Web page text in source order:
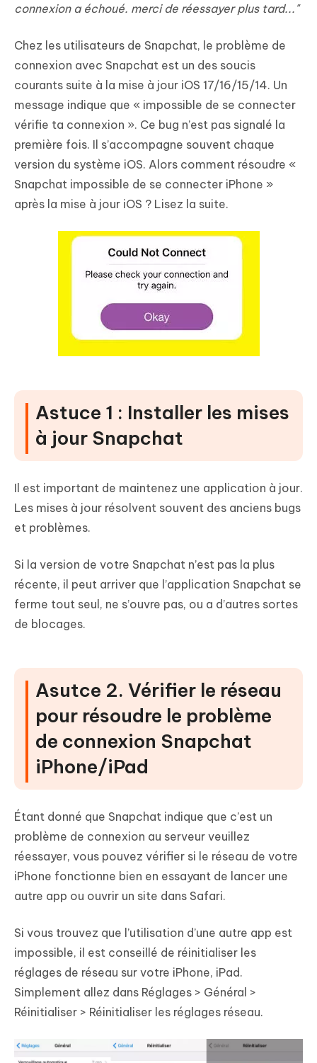
connexion a échoué. merci de réessayer plus tard..."
Chez les utilisateurs de Snapchat, le problème de
connexion avec Snapchat est un des soucis
courants suite à la mise à jour iOS 17/16/15/14. Un
message indique que « impossible de se connecter
vérifie ta connexion ». Ce bug n’est pas signalé la
première fois. Il s’accompagne souvent chaque
version du système iOS. Alors comment résoudre «
Snapchat impossible de se connecter iPhone »
après la mise à jour iOS ? Lisez la suite.
Astuce 1 : Installer les mises
à jour Snapchat
Il est important de maintenez une application à jour.
Les mises à jour résolvent souvent des anciens bugs
et problèmes.
Si la version de votre Snapchat n’est pas la plus
récente, il peut arriver que l’application Snapchat se
ferme tout seul, ne s’ouvre pas, ou a d’autres sortes
de blocages.
Asutce 2. Vérifier le réseau
pour résoudre le problème
de connexion Snapchat
iPhone/iPad
Étant donné que Snapchat indique que c’est un
problème de connexion au serveur veuillez
réessayer, vous pouvez vérifier si le réseau de votre
iPhone fonctionne bien en essayant de lancer une
autre app ou ouvrir un site dans Safari.
Si vous trouvez que l’utilisation d’une autre app est
impossible, il est conseillé de réinitialiser les
réglages de réseau sur votre iPhone, iPad.
Simplement allez dans Réglages > Général >
Réinitialiser > Réinitialiser les réglages réseau.